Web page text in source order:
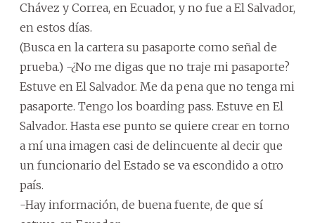
Chávez y Correa, en Ecuador, y no fue a El Salvador,
en estos días.
(Busca en la cartera su pasaporte como señal de
prueba.) -¿No me digas que no traje mi pasaporte?
Estuve en El Salvador. Me da pena que no tenga mi
pasaporte. Tengo los boarding pass. Estuve en El
Salvador. Hasta ese punto se quiere crear en torno
a mí una imagen casi de delincuente al decir que
un funcionario del Estado se va escondido a otro
país.
-Hay información, de buena fuente, de que sí